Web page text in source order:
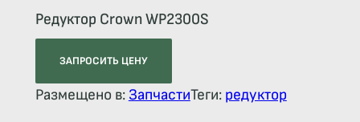
Редуктор Crown WP2300S
ЗАПРОСИТЬ ЦЕНУ
Размещено в: ЗапчастиТеги: редуктор